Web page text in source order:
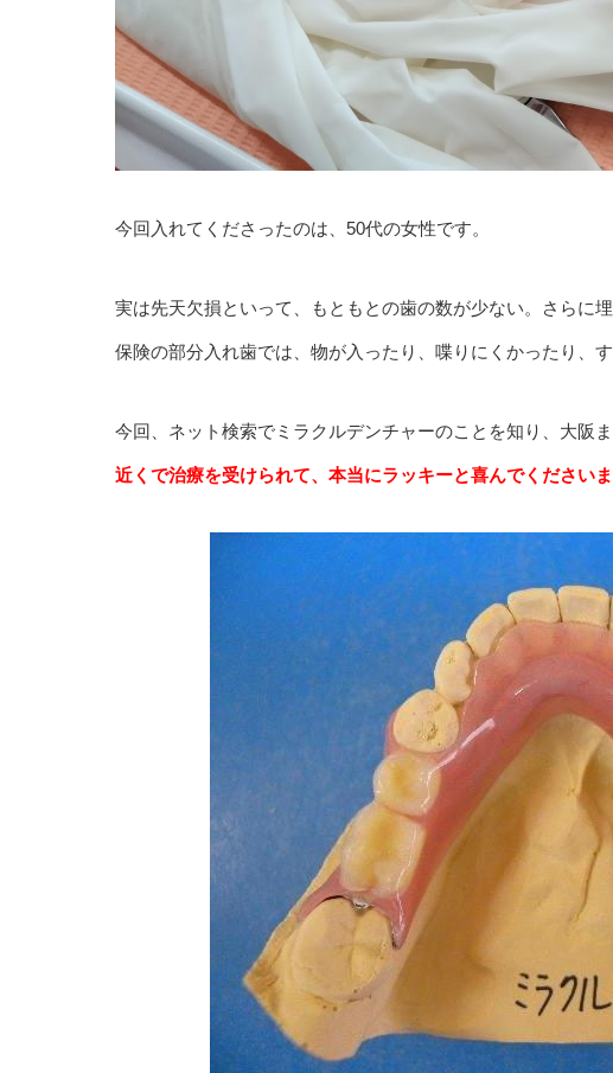
今回入れてくださったのは、50代の女性です。
実は先天欠損といって、もともとの歯の数が少ない。さらに
保険の部分入れ歯では、物が入ったり、喋りにくかったり、
今回、ネット検索でミラクルデンチャーのことを知り、大阪
近くで治療を受けられて、本当にラッキーと喜んでくださいま